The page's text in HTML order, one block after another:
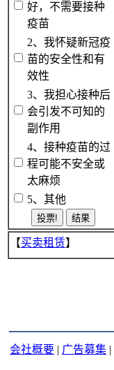
好，不需要接种
疫苗
2、我怀疑新冠疫
苗的安全性和有
效性
3、我担心接种后
会引发不可知的
副作用
4、接种疫苗的过
程可能不安全或
太麻烦
5、其他
【买卖租赁】
会社概要 | 广告募集 |